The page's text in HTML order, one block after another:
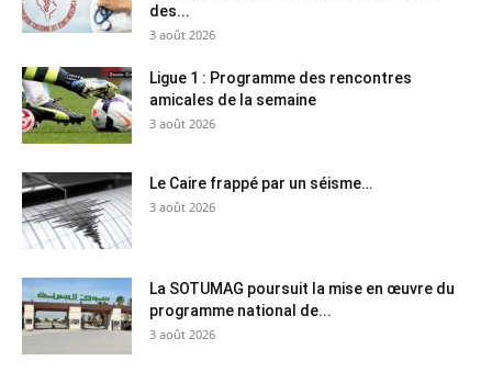
des...
3 août 2026
Ligue 1 : Programme des rencontres
amicales de la semaine
3 août 2026
Le Caire frappé par un séisme…
3 août 2026
La SOTUMAG poursuit la mise en œuvre du
programme national de...
3 août 2026